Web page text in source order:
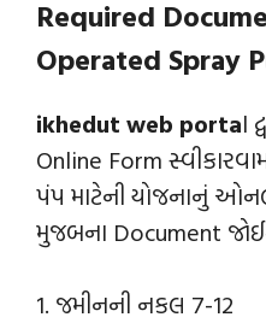
Required
Operated Spray
ikhedut web portal
Online Form
પંપ માટેની યોજનાનું
મુજબના Document
1. જમીનની નકલ 7-12